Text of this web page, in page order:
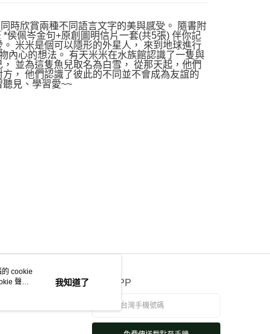
時欣賞兩種不同語言文字的美與感受。 隨書附
侯佩岑金句+原創圖明信片一套(共5張) 伴你記
米米是個可以隱形的外星人， 來到地球進行
內心的想法。 有天米米在水族館認識了一隻與
並為這隻魚兒取名為白雪， 從那天起，他們
， 他們認識了彼此的不同並不會成為友誼的
見、學習愛~~
官方APP
cookie
聲明
我知道了